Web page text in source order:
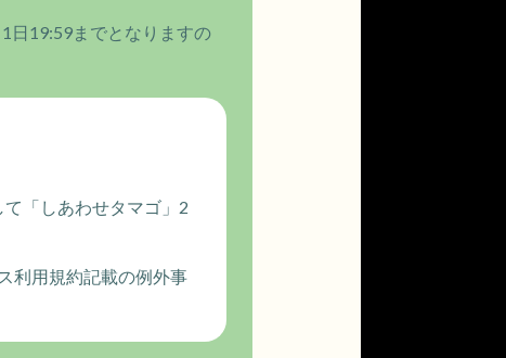
日19:59までとなりますの
「しあわせタマゴ」2
利用規約記載の例外事